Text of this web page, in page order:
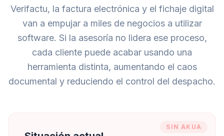
Verifactu, la factura electrónica y el fichaje digital
van a empujar a miles de negocios a utilizar
software. Si la asesoría no lidera ese proceso,
cada cliente puede acabar usando una
herramienta distinta, aumentando el caos
documental y reduciendo el control del despacho.
SIN AKUA